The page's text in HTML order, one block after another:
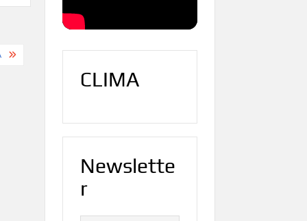
CLIMA
Newslette
r